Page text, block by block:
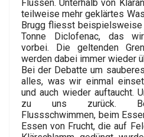
Flüssen. Unterhalb von
teilweise mehr geklärtes
Brugg fliesst beispielsweise
Tonne Diclofenac, das
vorbei. Die geltenden
werden dabei immer wieder
Bei der Debatte um
alles, was wir einmal
und auch wieder auftaucht.
zu uns zurück.
Flussschwimmen, beim
Essen von Frucht, die auf